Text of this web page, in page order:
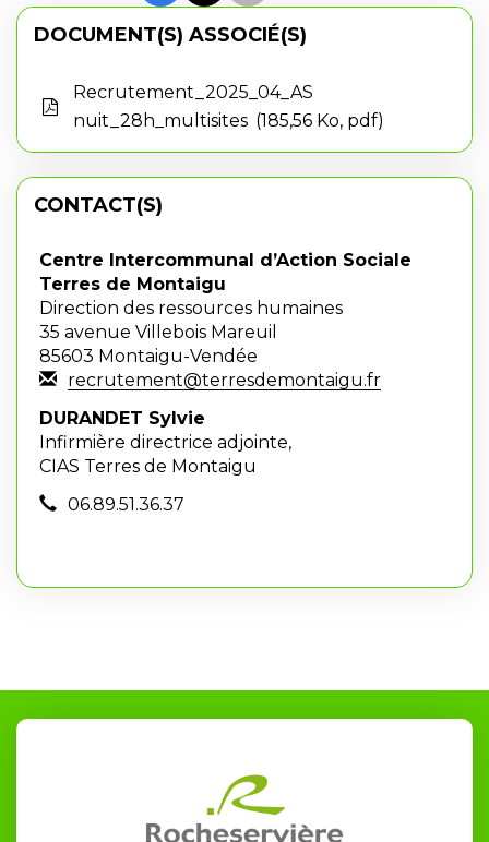
DOCUMENT(S) ASSOCIÉ(S)
Recrutement_2025_04_AS
nuit_28h_multisites
185,56 Ko, pdf
CONTACT(S)
Centre Intercommunal d’Action Sociale
Terres de Montaigu
Direction des ressources humaines
35 avenue Villebois Mareuil
85603 Montaigu-Vendée
recrutement@terresdemontaigu.fr
DURANDET Sylvie
Infirmière directrice adjointe,
CIAS Terres de Montaigu
06.89.51.36.37